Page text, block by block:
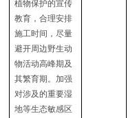
植物保护的宣传
教育，合理安排
施工时间，尽量
避开周边野生动
物活动高峰期及
其繁育期。加强
对涉及的重要湿
地等生态敏感区